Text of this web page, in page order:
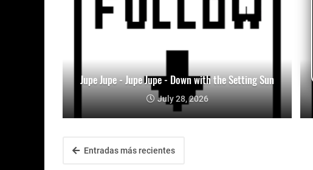
Jupe Jupe - Jupe Jupe - Down with the Setting Sun
July 28, 2026
Entradas más recientes